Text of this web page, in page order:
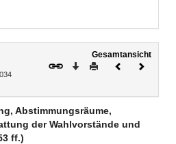
Gesamtansicht
Download
DruckenVorheriges
Abstimmungsräume,
der Wahlvorstände und
ff.)